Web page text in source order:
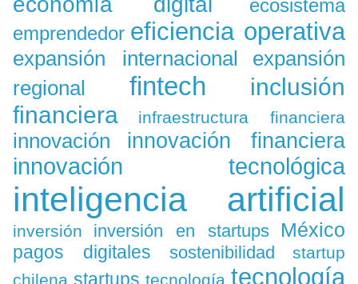
ecosistema
emprendedor eficiencia operativa
expansión internacional
expansión
regional
fintech
inclusión
financiera
infraestructura financiera
innovación innovación financiera
innovación tecnológica
inteligencia artificial
inversión inversión en startups México
pagos digitales sostenibilidad
startup
chilena startups tecnología tecnología